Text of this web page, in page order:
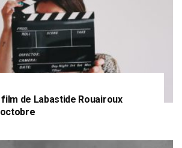
de Labastide Rouairoux